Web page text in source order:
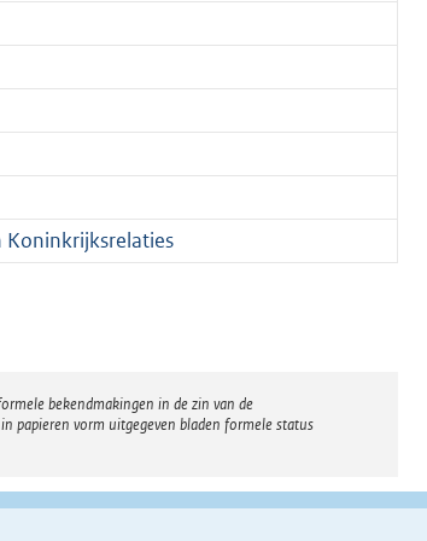
Koninkrijksrelaties
bekendmakingen in de zin van de
papieren vorm uitgegeven bladen formele status